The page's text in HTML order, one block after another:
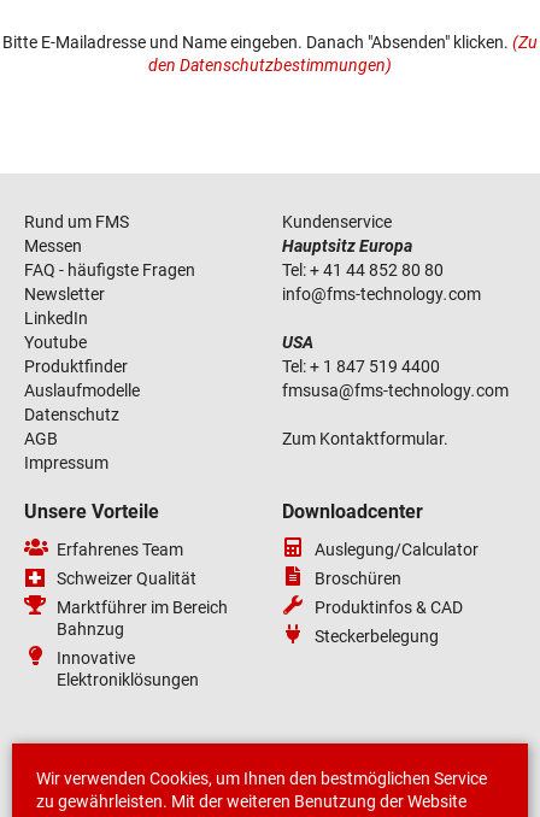
Bitte E-Mailadresse und Name eingeben. Danach "Absenden" klicken. (Zu
den Datenschutzbestimmungen)
Rund um FMS
Messen
FAQ - häufigste Fragen
Newsletter
LinkedIn
Youtube
Produktfinder
Auslaufmodelle
Datenschutz
AGB
Impressum
Kundenservice
Hauptsitz Europa
Tel:+ 41 44 852 80 80
info@fms-technology.com
USA
Tel:+ 1 847 519 4400
fmsusa@fms-technology.com
Zum Kontaktformular.
Unsere Vorteile
Erfahrenes Team
Schweizer Qualität
Marktführer im Bereich
Bahnzug
Innovative
Elektroniklösungen
Downloadcenter
Auslegung/Calculator
Broschüren
Produktinfos & CAD
Steckerbelegung
Wir verwenden Cookies, um Ihnen den bestmöglichen Service
zu gewährleisten. Mit der weiteren Benutzung der Website